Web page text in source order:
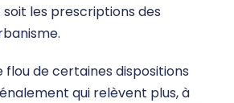
les prescriptions des
de certaines dispositions
qui relèvent plus, à